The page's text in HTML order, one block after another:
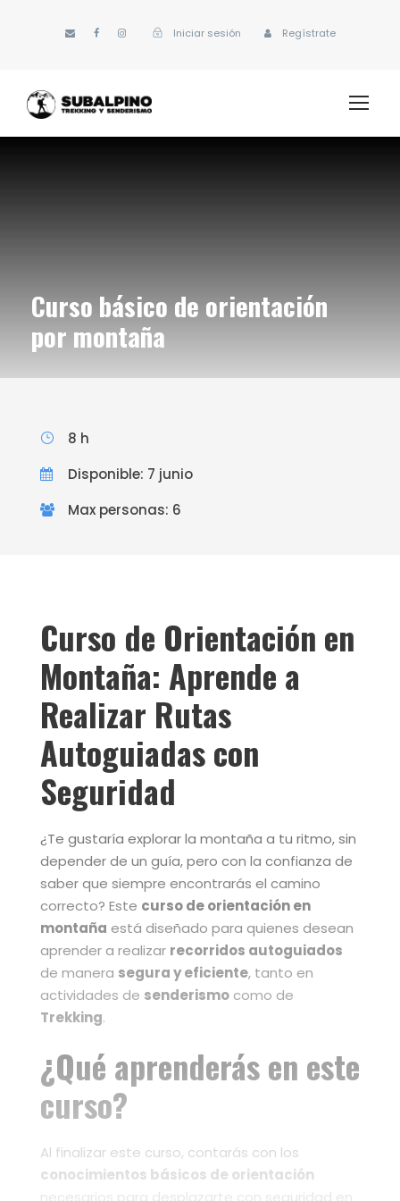
Iniciar sesión Regístrate
Curso básico de orientación
por montaña
8 h
Disponible: 7 junio
Max personas: 6
Curso de Orientación en
Montaña: Aprende a
Realizar Rutas
Autoguiadas con
Seguridad
¿Te gustaría explorar la montaña a tu ritmo, sin
depender de un guía, pero con la confianza de
saber que siempre encontrarás el camino
correcto? Este curso de orientación en
montaña está diseñado para quienes desean
aprender a realizar recorridos autoguiados
de manera segura y eficiente, tanto en
actividades de senderismo como de
Trekking.
¿Qué aprenderás en este
curso?
Al finalizar este curso, contarás con los
conocimientos básicos de orientación
necesarios para desplazarte con seguridad en